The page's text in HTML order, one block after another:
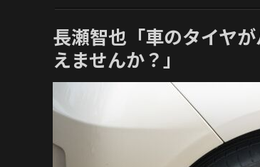
長瀬智也「車のタイヤ
えませんか？」